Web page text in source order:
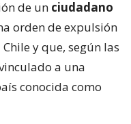
de un ciudadano
orden de expulsión
y que, según las
a una
conocida como